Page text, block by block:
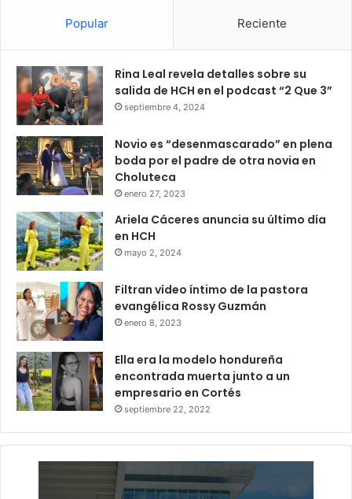
Popular Reciente
Rina Leal revela detalles sobre su
salida de HCH en el podcast “2 Que 3”
septiembre 4, 2024
Novio es “desenmascarado” en plena
boda por el padre de otra novia en
Choluteca
enero 27, 2023
Ariela Cáceres anuncia su último día
en HCH
mayo 2, 2024
Filtran vídeo íntimo de la pastora
evangélica Rossy Guzmán
enero 8, 2023
Ella era la modelo hondureña
encontrada muerta junto a un
empresario en Cortés
septiembre 22, 2022